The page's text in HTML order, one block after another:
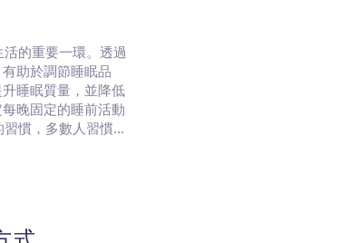
的重要一環。透過
助於調節睡眠品
睡眠質量，並降低
晚固定的睡前活動
慣，多數人習慣在